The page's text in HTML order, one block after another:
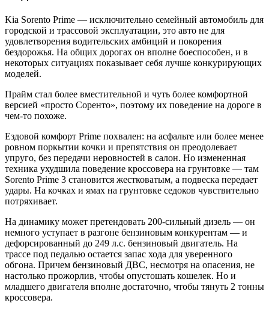
Kia Sorento Prime — исключительно семейный автомобиль для
городской и трассовой эксплуатации, это авто не для
удовлетворения водительских амбиций и покорения
бездорожья. На общих дорогах он вполне боеспособен, и в
некоторых ситуациях показывает себя лучше конкурирующих
моделей.
Прайм стал более вместительной и чуть более комфортной
версией «просто Соренто», поэтому их поведение на дороге в
чем-то похоже.
Ездовой комфорт Prime похвален: на асфальте или более менее
ровном поркытии кочки и препятствия он преодолевает
упруго, без передачи неровностей в салон. Но измененная
техника ухудшила поведение кроссовера на грунтовке — там
Sorento Prime 3 становится жестковатым, а подвеска передает
удары. На кочках и ямах на грунтовке седоков чувствительно
потряхивает.
На динамику может претендовать 200-сильный дизель — он
немного уступает в разгоне бензиновым конкурентам — и
дефорсированный до 249 л.с. бензиновый двигатель. На
трассе под педалью остается запас хода для уверенного
обгона. Причем бензиновый ДВС, несмотря на опасения, не
настолько прожорлив, чтобы опустошать кошелек. Но и
младшего двигателя вполне достаточно, чтобы тянуть 2 тонны
кроссовера.